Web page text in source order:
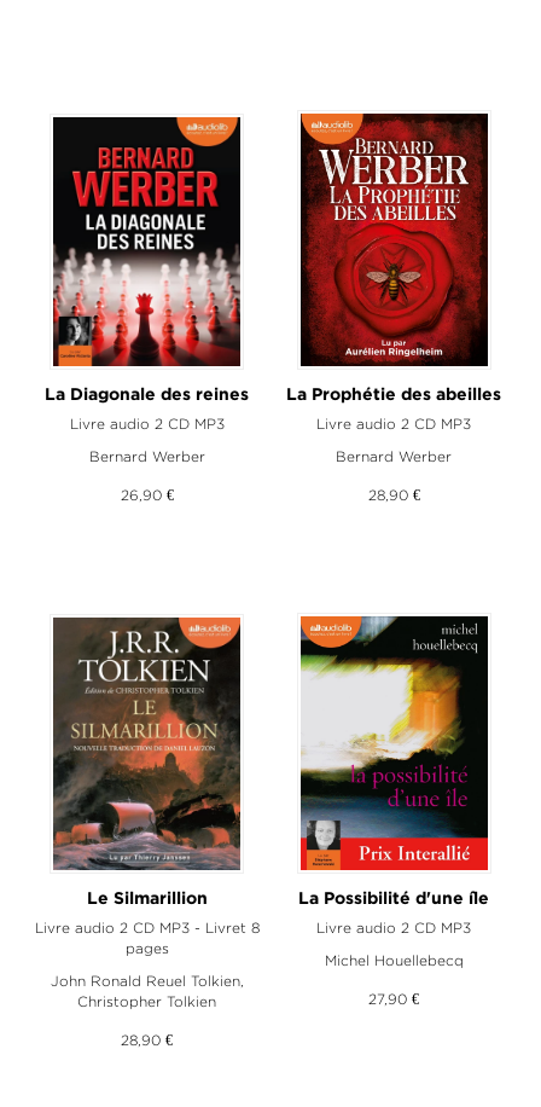
La Diagonale des reines
Livre audio 2 CD MP3
Bernard Werber
26,90 €
La Prophétie des abeilles
Livre audio 2 CD MP3
Bernard Werber
28,90 €
Le Silmarillion
Livre audio 2 CD MP3 - Livret 8
pages
John Ronald Reuel Tolkien,
Christopher Tolkien
28,90 €
La Possibilité d'une île
Livre audio 2 CD MP3
Michel Houellebecq
27,90 €